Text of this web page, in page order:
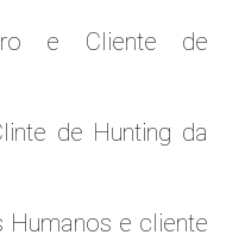
e Cliente de
de Hunting da
Humanos e cliente